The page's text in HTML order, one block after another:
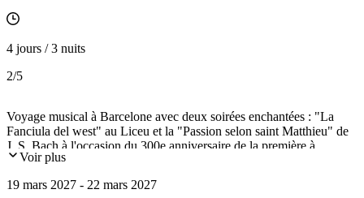
4 jours / 3 nuits
2/5
Voyage musical à Barcelone avec deux soirées enchantées : "La
Fanciula del west" au Liceu et la "Passion selon saint Matthieu" de
J. S. Bach à l'occasion du 300e anniversaire de la première à
Leipzig, au Palau de la Música Catalana. Un autre moment musical
Casals d'El Vendrell.
Voir plus
19 mars 2027 - 22 mars 2027